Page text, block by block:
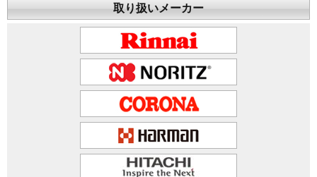
取り扱いメーカー